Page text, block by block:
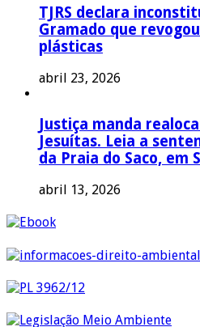
TJRS declara
Gramado que
plásticas
abril 23, 2026
Justiça manda
Jesuítas. Leia a
da Praia do Saco, em
abril 13, 2026